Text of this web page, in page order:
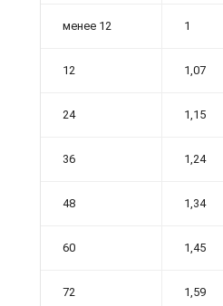
менее 12 1
12 1,07
24 1,15
36 1,24
48 1,34
60 1,45
72 1,59